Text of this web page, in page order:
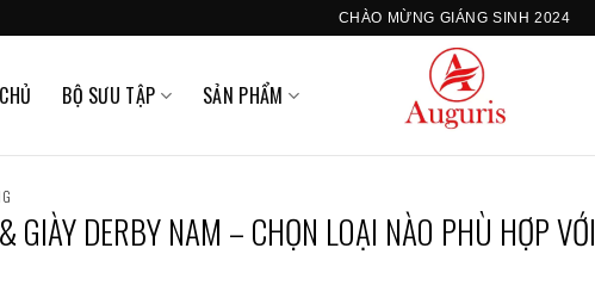
CHÀO MỪNG GIÁNG SINH 2024
BỘ SƯU TẬP SẢN PHẨM
GIÀY DERBY NAM – CHỌN LOẠI NÀO PHÙ HỢP VỚI